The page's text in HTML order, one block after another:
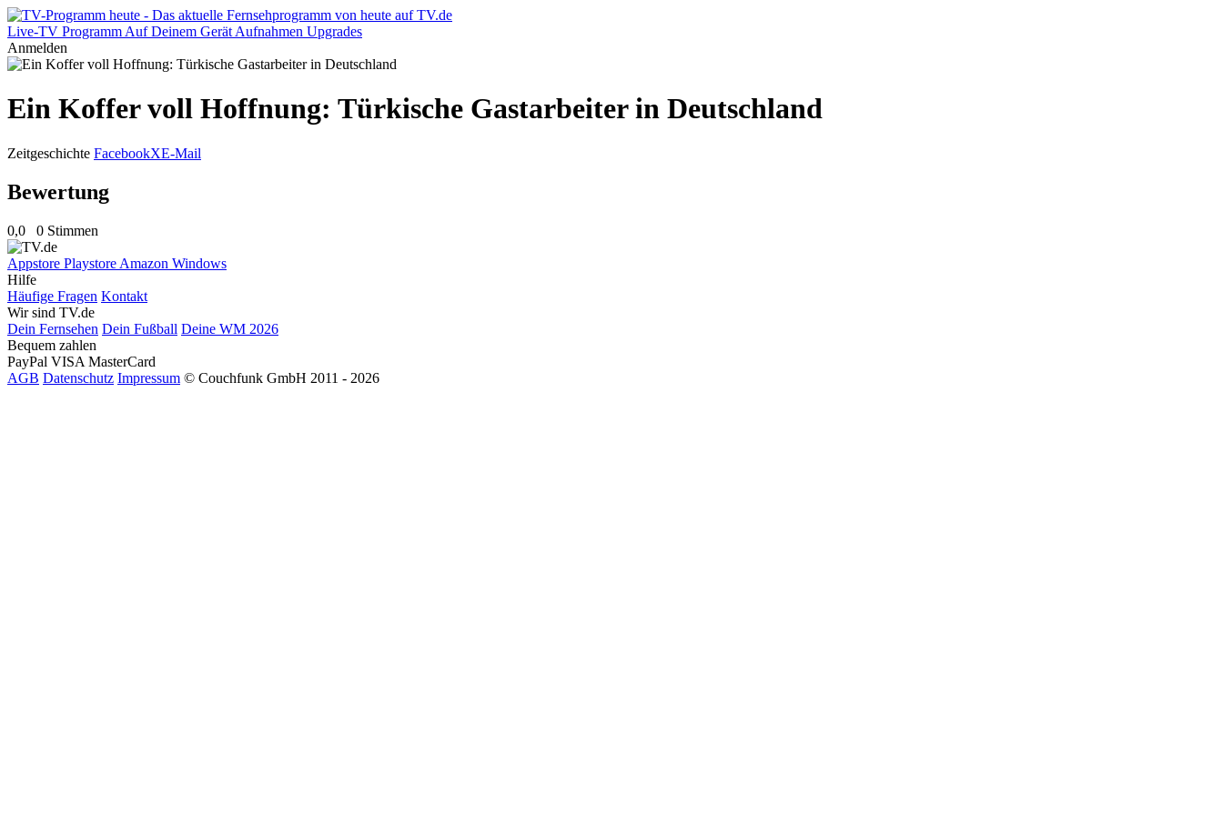
Live-TV Programm Auf Deinem Gerät Aufnahmen Upgrades
Anmelden
Ein Koffer voll Hoffnung: Türkische Gastarbeiter in Deutschland
Zeitgeschichte FacebookXE-Mail
Bewertung
0,0 0 Stimmen
Appstore Playstore Amazon Windows
Hilfe
Häufige Fragen Kontakt
Wir sind TV.de
Dein Fernsehen Dein Fußball Deine WM 2026
Bequem zahlen
PayPal VISA MasterCard
AGB Datenschutz Impressum © Couchfunk GmbH 2011 - 2026